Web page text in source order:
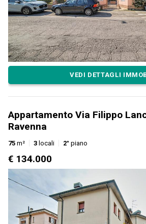
VEDI DETTAGLI
Appartamento Via Filippo
Ravenna
75 m² 3 locali 2° piano
€ 134.000